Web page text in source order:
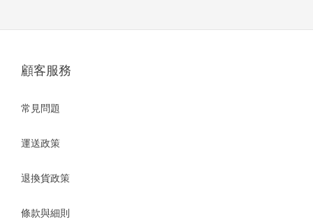
顧客服務
常見問題
運送政策
退換貨政策
條款與細則